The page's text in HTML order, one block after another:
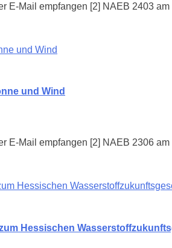
E-Mail empfangen [2] NAEB 2403
und Wind
E-Mail empfangen [2] NAEB 2306
Hessischen